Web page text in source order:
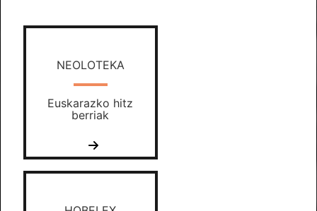
NEOLOTEKA
Euskarazko hitz
berriak